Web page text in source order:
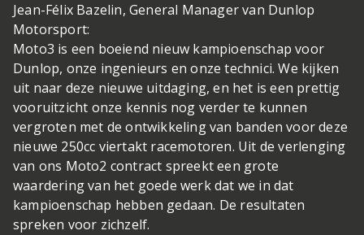
Jean-Félix Bazelin, General Manager van Dunlop
Motorsport:
Moto3 is een boeiend nieuw kampioenschap voor
Dunlop, onze ingenieurs en onze technici. We kijken
uit naar deze nieuwe uitdaging, en het is een prettig
vooruitzicht onze kennis nog verder te kunnen
vergroten met de ontwikkeling van banden voor deze
nieuwe 250cc viertakt racemotoren. Uit de verlenging
van ons Moto2 contract spreekt een grote
waardering van het goede werk dat we in dat
kampioenschap hebben gedaan. De resultaten
spreken voor zichzelf.